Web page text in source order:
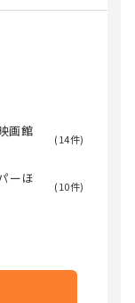
画館
(14件)
ーほ
(10件)